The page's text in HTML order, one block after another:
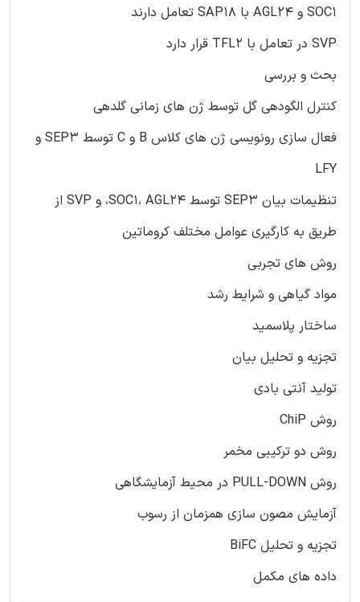
SOC1 و AGL24 با SAP18 تعامل دارند
SVP در تعامل با TFL2 قرار دارد
بحث و بررسی
کنترل الگودهی گل توسط ژن های زمانی گلدهی
فعال سازی رونویسی ژن های کلاس B و C توسط SEP3 و
LFY
تنظیمات بیان SEP3 توسط SOC1، AGL24، و SVP از
طریق به کارگیری عوامل مختلف کروماتین
روش های تجربی
مواد گیاهی و شرایط رشد
ساختار پلاسمید
تجزیه و تحلیل بیان
تولید آنتی بادی
روش ChiP
روش دو ترکیبی مخمر
روش PULL-DOWN در محیط آزمایشگاهی
آزمایش مصون سازی همزمان از رسوب
تجزیه و تحلیل BiFC
داده های مکمل